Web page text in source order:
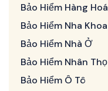
Bảo Hiểm Hàng Hoá
Bảo Hiểm Nha Khoa
Bảo Hiểm Nhà Ở
Bảo Hiểm Nhân Thọ
Bảo Hiểm Ô Tô